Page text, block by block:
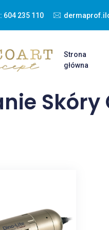
604 235 110
Strona
główna
Skóry